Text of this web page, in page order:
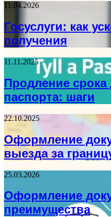
11.04.2026
Госуслуги: как
получения
11.11.2025
Продление срока
паспорта: шаги
22.10.2025
Оформление
выезда за
25.03.2026
Оформление
преимущества